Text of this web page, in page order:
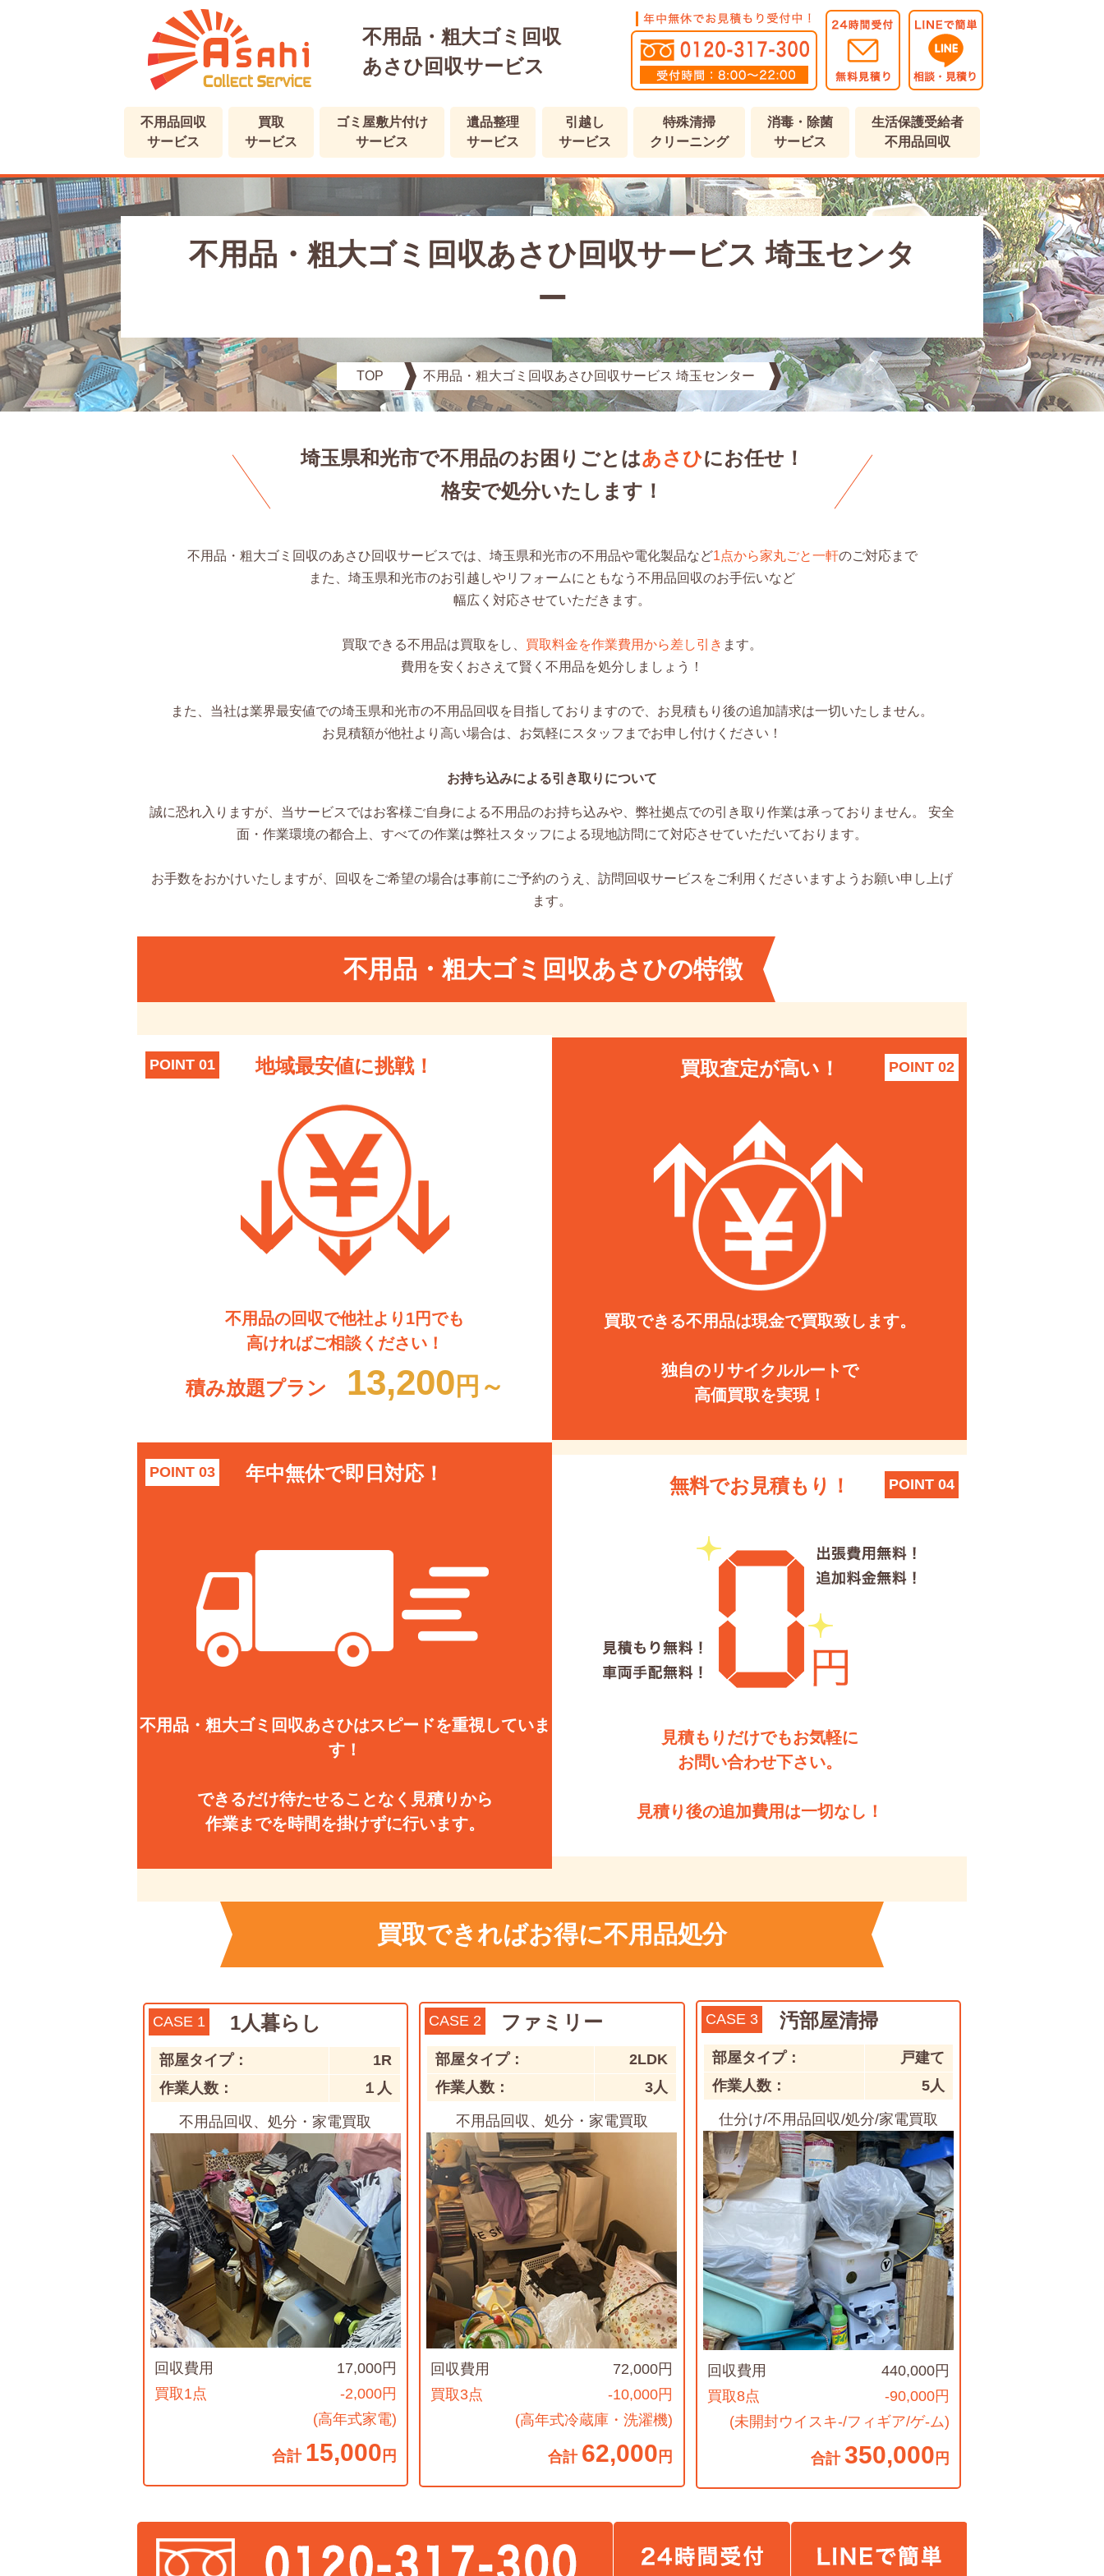
不用品・粗大ゴミ回収
あさひ回収サービス
不用品回収
サービス
買取
サービス
ゴミ屋敷片付け
サービス
遺品整理
サービス
引越し
サービス
特殊清掃
クリーニング
消毒・除菌
サービス
生活保護受給者
不用品回収
不用品・粗大ゴミ回収あさひ回収サービス 埼玉センタ
ー
TOP 不用品・粗大ゴミ回収あさひ回収サービス 埼玉センター
埼玉県和光市で不用品のお困りごとはあさひにお任せ！
格安で処分いたします！
不用品・粗大ゴミ回収のあさひ回収サービスでは、埼玉県和光市の不用品や電化製品など1点から家丸ごと一軒のご対応まで
また、埼玉県和光市のお引越しやリフォームにともなう不用品回収のお手伝いなど
幅広く対応させていただきます。
買取できる不用品は買取をし、 買取料金を作業費用から差し引き ます。
費用を安くおさえて賢く不用品を処分しましょう！
また、当社は業界最安値での埼玉県和光市の不用品回収を目指しておりますので、お見積もり後の追加請求は一切いたしません。
お見積額が他社より高い場合は、お気軽にスタッフまでお申し付けください！
お持ち込みによる引き取りについて
誠に恐れ入りますが、当サービスではお客様ご自身による不用品のお持ち込みや、弊社拠点での引き取り作業は承っておりません。 安全
面・作業環境の都合上、すべての作業は弊社スタッフによる現地訪問にて対応させていただいております。
お手数をおかけいたしますが、回収をご希望の場合は事前にご予約のうえ、訪問回収サービスをご利用くださいますようお願い申し上げ
ます。
不用品・粗大ゴミ回収あさひの特徴
POINT 01 地域最安値に挑戦！
不用品の回収で他社より1円でも
高ければご相談ください！
積み放題プラン 13,200 円～
POINT 02
買取査定が高い！
買取できる不用品は現金で買取致します。
独自のリサイクルルートで
高価買取を実現！
POINT 03 年中無休で即日対応！
不用品・粗大ゴミ回収あさひはスピードを重視していま
す！
できるだけ待たせることなく見積りから
作業までを時間を掛けずに行います。
POINT 04
無料でお見積もり！
見積もりだけでもお気軽に
お問い合わせ下さい。
見積り後の追加費用は一切なし！
買取できればお得に不用品処分
CASE 1 1人暮らし
部屋タイプ：
1R
作業人数：
１人
不用品回収、処分・家電買取
回収費用
17,000円
買取1点
-2,000円
(高年式家電)
合計 15,000 円
CASE 2 ファミリー
部屋タイプ：
2LDK
作業人数：
3人
不用品回収、処分・家電買取
回収費用
72,000円
買取3点
-10,000円
(高年式冷蔵庫・洗濯機)
合計 62,000 円
CASE 3 汚部屋清掃
部屋タイプ：
戸建て
作業人数：
5人
仕分け/不用品回収/処分/家電買取
回収費用
440,000円
買取8点
-90,000円
(未開封ウイスキ-/フィギア/ゲ-ム)
合計350,000 円